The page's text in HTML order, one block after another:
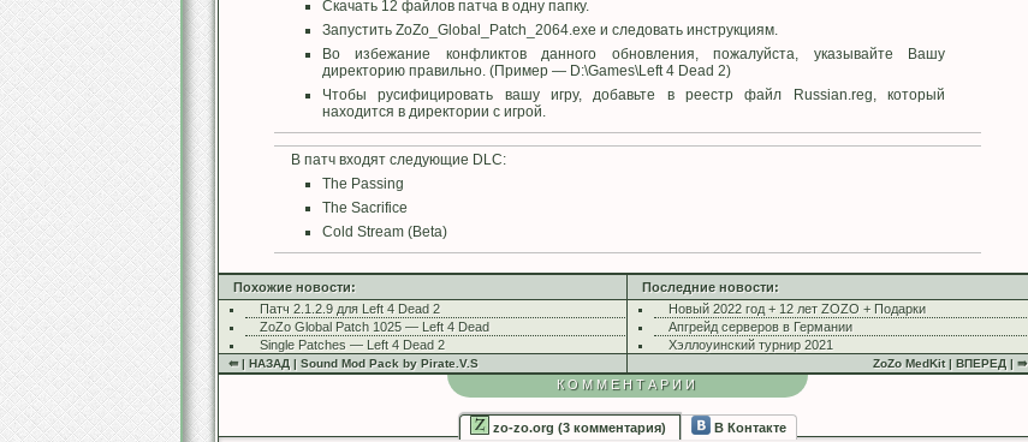
Скачать 12 файлов патча в одну папку.
Запустить ZoZo_Global_Patch_2064.exe и следовать инструкциям.
Во избежание конфликтов данного обновления, пожалуйста, указывайте Вашу
директорию правильно. (Пример — D:\Games\Left 4 Dead 2)
Чтобы русифицировать вашу игру, добавьте в реестр файл Russian.reg, который
находится в директории с игрой.
В патч входят следующие DLC:
The Passing
The Sacrifice
Cold Stream (Beta)
Похожие новости:
Патч 2.1.2.9 для Left 4 Dead 2
ZoZo Global Patch 1025 — Left 4 Dead
Single Patches — Left 4 Dead 2
Последние новости:
Новый 2022 год + 12 лет ZOZO + Подарки
Апгрейд серверов в Германии
Хэллоуинский турнир 2021
⇚ | НАЗАД | Sound Mod Pack by Pirate.V.S ZoZo MedKit | ВПЕРЕД | ⇛
КОММЕНТАРИИ
zo-zo.org (3 комментария) В Контакте